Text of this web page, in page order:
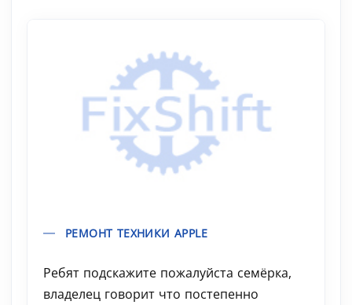
РЕМОНТ ТЕХНИКИ APPLE
Ребят подскажите пожалуйста семёрка,
владелец говорит что постепенно